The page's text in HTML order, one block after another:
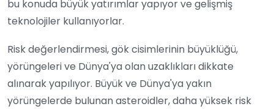
bu konuda büyük yatırımlar yapıyor ve gelişmiş
teknolojiler kullanıyorlar.
Risk değerlendirmesi, gök cisimlerinin büyüklüğü,
yörüngeleri ve Dünya'ya olan uzaklıkları dikkate
alınarak yapılıyor. Büyük ve Dünya'ya yakın
yörüngelerde bulunan asteroidler, daha yüksek risk